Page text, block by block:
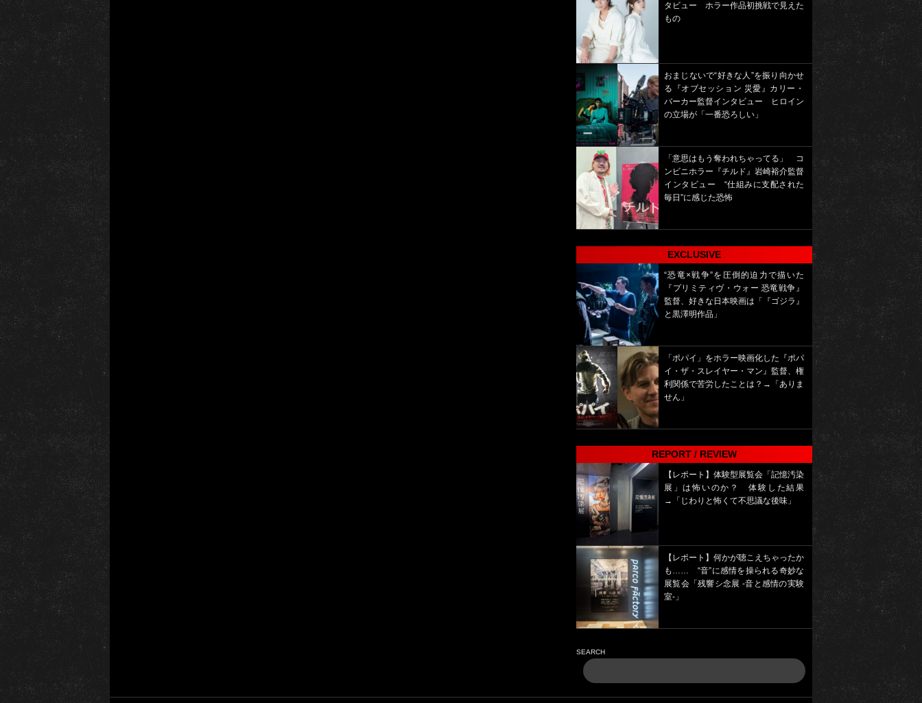
タビュー ホラー作品初挑戦で見えた
もの
おまじないで“好きな人”を振り向かせ
る『オブセッション 災愛』カリー・
バーカー監督インタビュー ヒロイン
の立場が「一番恐ろしい」
「意思はもう奪われちゃってる」 コ
ンビニホラー『チルド』岩崎裕介監督
インタビュー “仕組みに支配された
毎日”に感じた恐怖
EXCLUSIVE
“恐竜×戦争”を圧倒的迫力で描いた
『プリミティヴ・ウォー 恐竜戦争』
監督、好きな日本映画は「『ゴジラ』
と黒澤明作品」
「ポパイ」をホラー映画化した『ポパ
イ・ザ・スレイヤー・マン』監督、権
利関係で苦労したことは？→「ありま
せん」
REPORT / REVIEW
【レポート】体験型展覧会「記憶汚染
展」は怖いのか？ 体験した結果
→「じわりと怖くて不思議な後味」
【レポート】何かが聴こえちゃったか
も…… “音”に感情を操られる奇妙な
展覧会「残響シ念展 -⾳と感情の実験
室-」
SEARCH